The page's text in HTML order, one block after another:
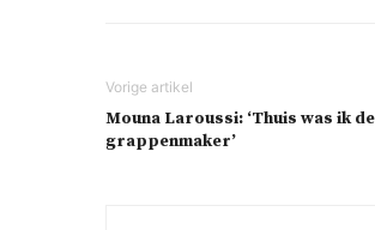
Mouna Laroussi: ‘Thuis was ik de
grappenmaker’